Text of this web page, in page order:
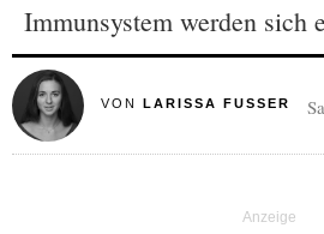
Immunsystem werden sich
VON LARISSA FUSSER